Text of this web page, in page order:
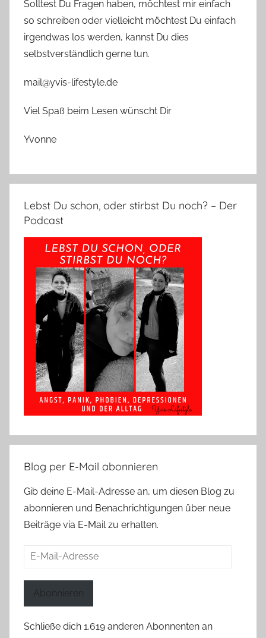
Solltest Du Fragen haben, möchtest mir einfach
so schreiben oder vielleicht möchtest Du einfach
irgendwas los werden, kannst Du dies
selbstverständlich gerne tun.
mail@yvis-lifestyle.de
Viel Spaß beim Lesen wünscht Dir
Yvonne
Lebst Du schon, oder stirbst Du noch? – Der
Podcast
Blog per E-Mail abonnieren
Gib deine E-Mail-Adresse an, um diesen Blog zu
abonnieren und Benachrichtigungen über neue
Beiträge via E-Mail zu erhalten.
E-
Abonnieren
Schließe dich 1.619 anderen Abonnenten an